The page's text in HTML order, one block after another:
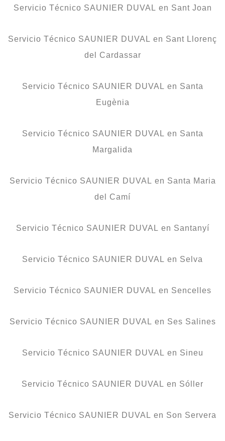
Servicio Técnico SAUNIER DUVAL en Sant Joan
Servicio Técnico SAUNIER DUVAL en Sant Llorenç
del Cardassar
Servicio Técnico SAUNIER DUVAL en Santa
Eugènia
Servicio Técnico SAUNIER DUVAL en Santa
Margalida
Servicio Técnico SAUNIER DUVAL en Santa Maria
del Camí
Servicio Técnico SAUNIER DUVAL en Santanyí
Servicio Técnico SAUNIER DUVAL en Selva
Servicio Técnico SAUNIER DUVAL en Sencelles
Servicio Técnico SAUNIER DUVAL en Ses Salines
Servicio Técnico SAUNIER DUVAL en Sineu
Servicio Técnico SAUNIER DUVAL en Sóller
Servicio Técnico SAUNIER DUVAL en Son Servera